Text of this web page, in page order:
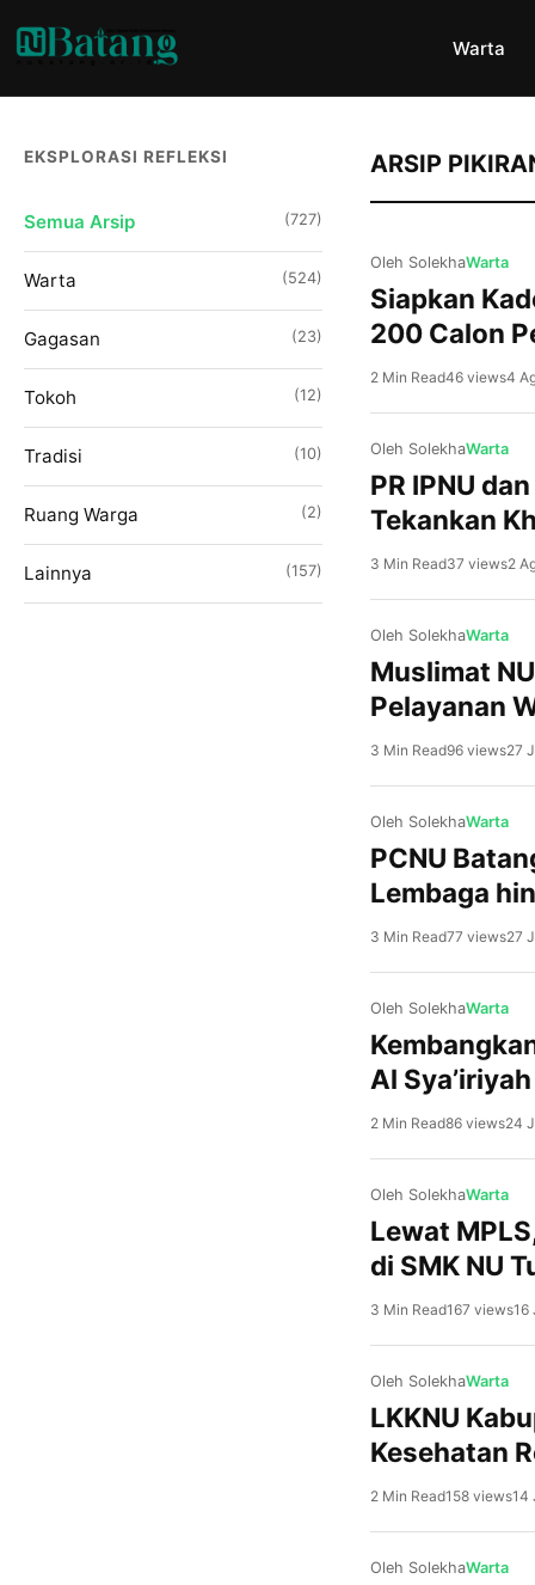
Warta
EKSPLORASI REFLEKSI
Semua Arsip (727)
Warta (524)
Gagasan (23)
Tokoh (12)
Tradisi (10)
Ruang Warga (2)
Lainnya (157)
ARSIP
Oleh SolekhaWarta
Siapkan
200 Calon
2 Min Read46 views4
Oleh SolekhaWarta
PR IPNU
Tekankan
3 Min Read37 views2
Oleh SolekhaWarta
Muslimat
Pelayanan
3 Min Read96 views27
Oleh SolekhaWarta
PCNU
Lembaga
3 Min Read77 views27
Oleh SolekhaWarta
Al
2 Min Read86 views24
Oleh SolekhaWarta
Lewat
di SMK NU
3 Min Read167 views16
Oleh SolekhaWarta
LKKNU
Kesehatan
2 Min Read158 views14
Oleh SolekhaWarta